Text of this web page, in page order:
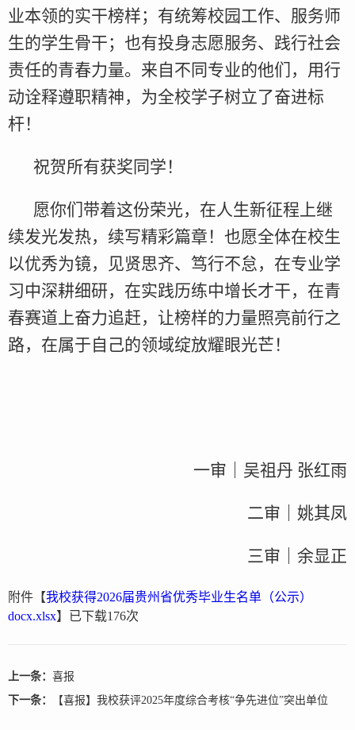
业本领的实干榜样；有统筹校园工作、服务师
生的学生骨干；也有投身志愿服务、践行社会
责任的青春力量。来自不同专业的他们，用行
动诠释遵职精神，为全校学子树立了奋进标
杆！
祝贺所有获奖同学！
愿你们带着这份荣光，在人生新征程上继
续发光发热，续写精彩篇章！也愿全体在校生
以优秀为镜，见贤思齐、笃行不怠，在专业学
习中深耕细研，在实践历练中增长才干，在青
春赛道上奋力追赶，让榜样的力量照亮前行之
路，在属于自己的领域绽放耀眼光芒！
一审｜吴祖丹 张红雨
二审｜姚其凤
三审｜余显正
附件【我校获得2026届贵州省优秀毕业生名单（公示）
docx.xlsx】已下载176次
上一条： 喜报
下一条：
【喜报】我校获评2025年度综合考核“争先进位”突出单位